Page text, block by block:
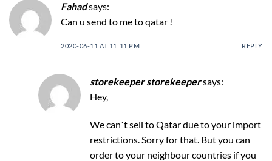
Fahadsays:
Can u send to me to qatar !
2020-06-11 AT 11:11 PM REPLY
storekeeper storekeepersays:
Hey,
We can´t sell to Qatar due to your import
restrictions. Sorry for that. But you can
order to your neighbour countries if you